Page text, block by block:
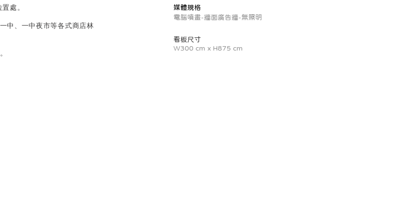
處。
中、一中夜市等各式商店林
媒體規格
電腦噴畫-牆面廣告牆-無照明
看板尺寸
W300 cm x H875 cm